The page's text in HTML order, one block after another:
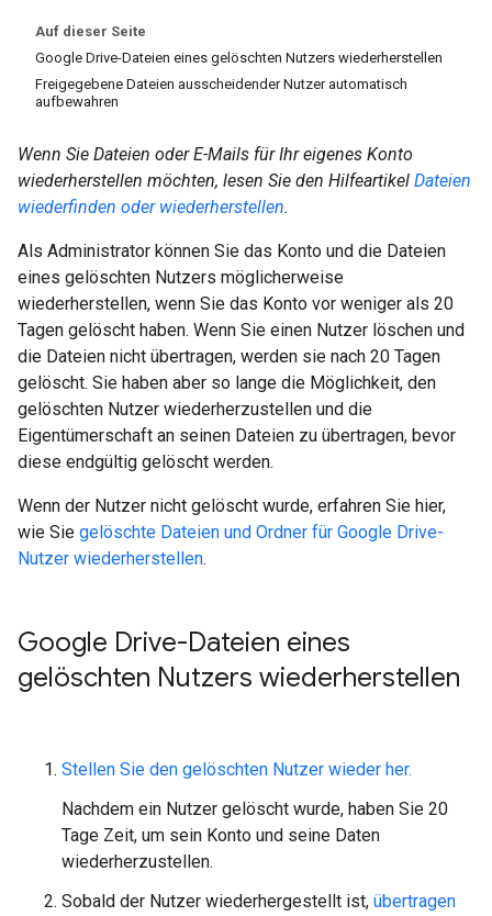
Auf dieser Seite
Google Drive-Dateien eines gelöschten Nutzers wiederherstellen
Freigegebene Dateien ausscheidender Nutzer automatisch
aufbewahren
Wenn Sie Dateien oder E-Mails für Ihr eigenes Konto
wiederherstellen möchten, lesen Sie den Hilfeartikel Dateien
wiederfinden oder wiederherstellen.
Als Administrator können Sie das Konto und die Dateien
eines gelöschten Nutzers möglicherweise
wiederherstellen, wenn Sie das Konto vor weniger als 20
Tagen gelöscht haben. Wenn Sie einen Nutzer löschen und
die Dateien nicht übertragen, werden sie nach 20 Tagen
gelöscht. Sie haben aber so lange die Möglichkeit, den
gelöschten Nutzer wiederherzustellen und die
Eigentümerschaft an seinen Dateien zu übertragen, bevor
diese endgültig gelöscht werden.
Wenn der Nutzer nicht gelöscht wurde, erfahren Sie hier,
wie Sie gelöschte Dateien und Ordner für Google Drive-
Nutzer wiederherstellen.
Google Drive-Dateien eines
gelöschten Nutzers wiederherstellen
Stellen Sie den gelöschten Nutzer wieder her.
Nachdem ein Nutzer gelöscht wurde, haben Sie 20
Tage Zeit, um sein Konto und seine Daten
wiederherzustellen.
Sobald der Nutzer wiederhergestellt ist, übertragen